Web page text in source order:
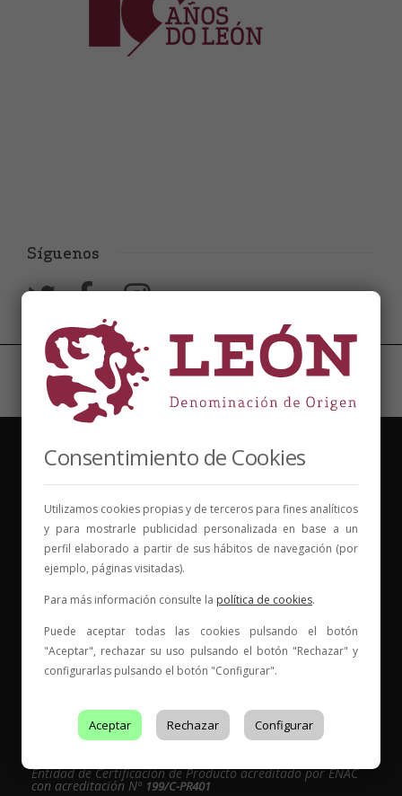
Síguenos
Vinos para compartir historias
Elige tu vino, con quién compartirlo y comienza una
nueva historia.
* Web con contenido para mayores de 18 años
Entidad de Certificación de Producto acreditado por ENAC
con acreditación Nº 199/C-PR401
Consentimiento de Cookies
Utilizamos cookies propias y de terceros para fines analíticos
y para mostrarle publicidad personalizada en base a un
perfil elaborado a partir de sus hábitos de navegación (por
ejemplo, páginas visitadas).
Para más información consulte la política de cookies.
Puede aceptar todas las cookies pulsando el botón
"Aceptar", rechazar su uso pulsando el botón "Rechazar" y
configurarlas pulsando el botón "Configurar".
Aceptar Rechazar Configurar